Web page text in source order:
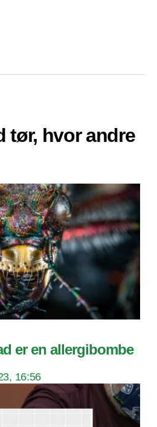
tør, hvor andre
er en allergibombe
16:56